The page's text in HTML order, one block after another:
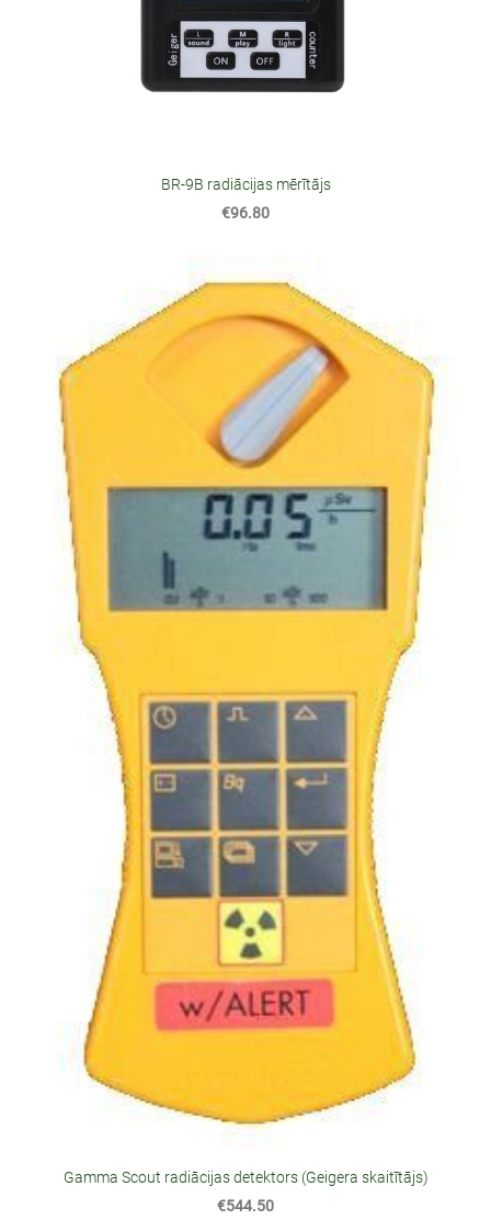
BR-9B radiācijas mērītājs
€96.80
Gamma Scout radiācijas detektors (Geigera skaitītājs)
€544.50